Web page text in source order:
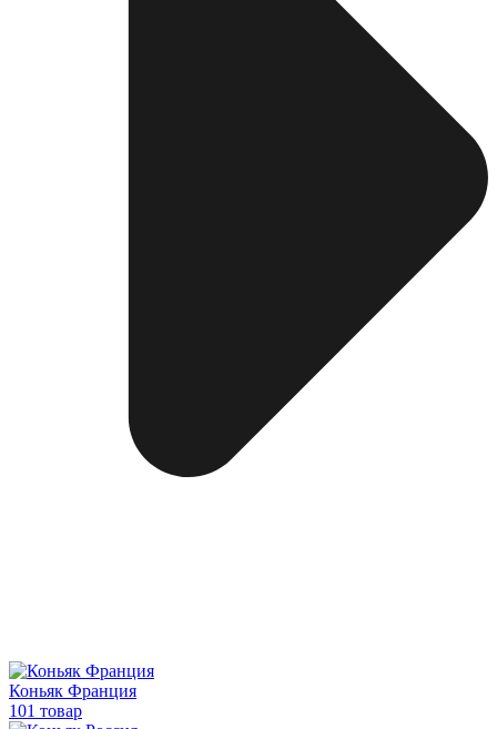
Коньяк Франция
101 товар